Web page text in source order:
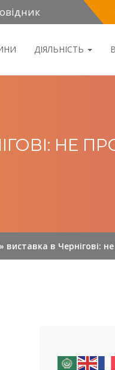
ДІЯЛЬНІСТЬ
НЕ
виставка в Чернігові: